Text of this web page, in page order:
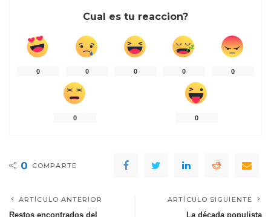
Cual es tu reaccion?
0 0 0 0 0
0 0
0 COMPARTE
ARTÍCULO ANTERIOR
Restos encontrados del
ARTÍCULO SIGUIENTE
La década populista